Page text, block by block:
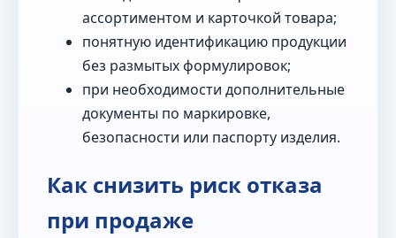
ассортиментом и карточкой товара;
понятную идентификацию продукции
без размытых формулировок;
при необходимости дополнительные
документы по маркировке,
безопасности или паспорту изделия.
Как снизить риск отказа
при продаже